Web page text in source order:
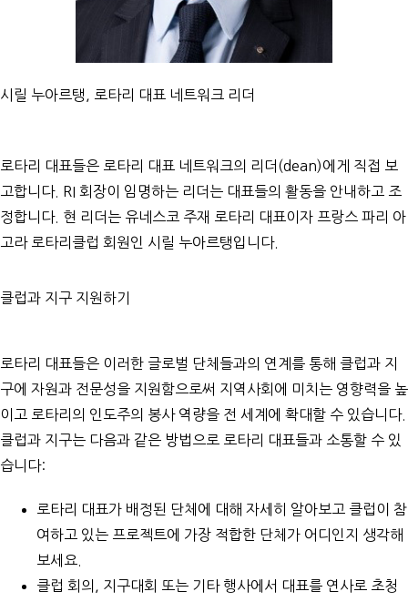
시릴 누아르탱, 로타리 대표 네트워크 리더
로타리 대표들은 로타리 대표 네트워크의 리더(dean)에게 직접 보
고합니다. RI 회장이 임명하는 리더는 대표들의 활동을 안내하고 조
정합니다. 현 리더는 유네스코 주재 로타리 대표이자 프랑스 파리 아
고라 로타리클럽 회원인 시릴 누아르탱입니다.
클럽과 지구 지원하기
로타리 대표들은 이러한 글로벌 단체들과의 연계를 통해 클럽과 지
구에 자원과 전문성을 지원함으로써 지역사회에 미치는 영향력을 높
이고 로타리의 인도주의 봉사 역량을 전 세계에 확대할 수 있습니다.
클럽과 지구는 다음과 같은 방법으로 로타리 대표들과 소통할 수 있
습니다:
로타리 대표가 배정된 단체에 대해 자세히 알아보고 클럽이 참
여하고 있는 프로젝트에 가장 적합한 단체가 어디인지 생각해
보세요.
클럽 회의, 지구대회 또는 기타 행사에서 대표를 연사로 초청